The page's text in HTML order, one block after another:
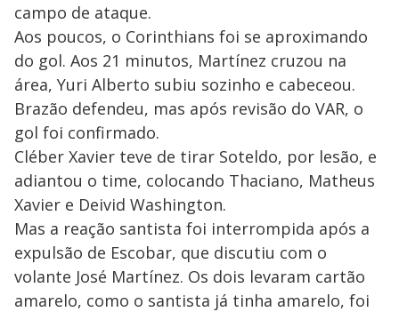
campo de ataque.
Aos poucos, o Corinthians foi se aproximando
do gol. Aos 21 minutos, Martínez cruzou na
área, Yuri Alberto subiu sozinho e cabeceou.
Brazão defendeu, mas após revisão do VAR, o
gol foi confirmado.
Cléber Xavier teve de tirar Soteldo, por lesão, e
adiantou o time, colocando Thaciano, Matheus
Xavier e Deivid Washington.
Mas a reação santista foi interrompida após a
expulsão de Escobar, que discutiu com o
volante José Martínez. Os dois levaram cartão
amarelo, como o santista já tinha amarelo, foi